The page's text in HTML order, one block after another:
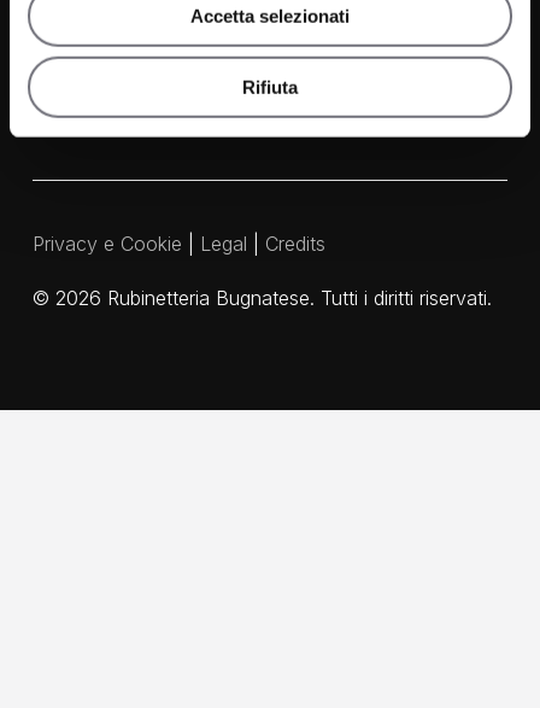
Accetta selezionati
Rifiuta
Agenti
Privacy e Cookie Legal Credits
© 2026 Rubinetteria Bugnatese. Tutti i diritti riservati.